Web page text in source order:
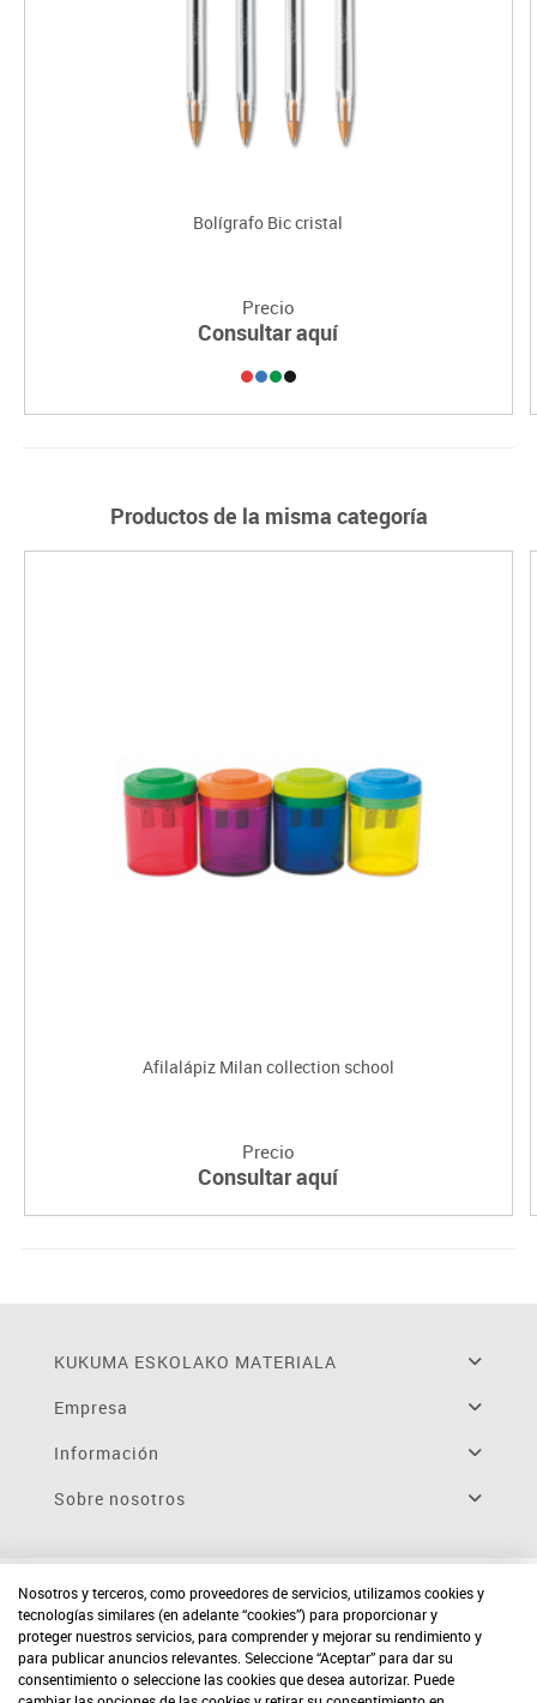
Bolígrafo Bic cristal
Precio
Consultar aquí
Productos de la misma categoría
Afilalápiz Milan collection school
Precio
Consultar aquí
KUKUMA ESKOLAKO MATERIALA
Empresa
Información
Sobre nosotros
Nosotros y terceros, como proveedores de servicios, utilizamos cookies y
tecnologías similares (en adelante “cookies”) para proporcionar y
proteger nuestros servicios, para comprender y mejorar su rendimiento y
para publicar anuncios relevantes. Seleccione “Aceptar” para dar su
consentimiento o seleccione las cookies que desea autorizar. Puede